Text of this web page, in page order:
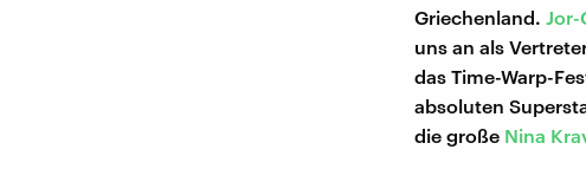
Griechenland. Jor-
uns an als
das Time-Warp-
absoluten
die große Nina